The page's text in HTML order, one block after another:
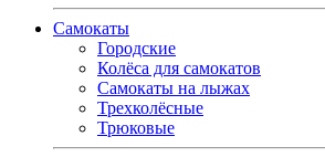
Самокаты
Городские
Колёса для самокатов
Самокаты на лыжах
Трехколёсные
Трюковые